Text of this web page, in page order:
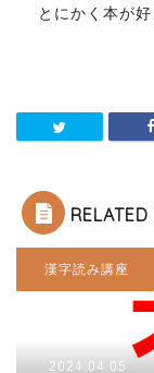
とにかく本が好
漢字読み講座
2024.04.05